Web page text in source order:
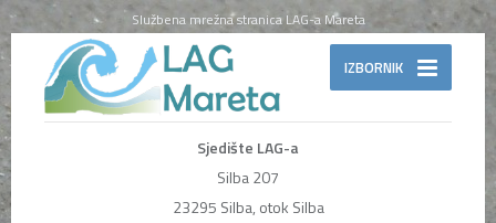
Službena mrežna stranica LAG-a Mareta
IZBORNIK
Sjedište LAG-a
Silba 207
23295 Silba, otok Silba